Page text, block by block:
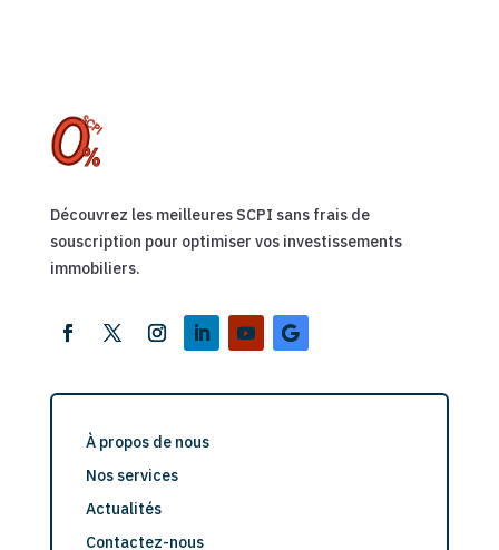
Découvrez les meilleures SCPI sans frais de
souscription pour optimiser vos investissements
immobiliers.
À propos de nous
Nos services
Actualités
Contactez-nous